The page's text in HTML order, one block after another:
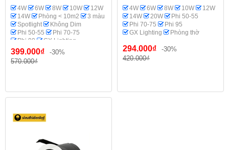
4W 6W 8W 10W
12W
14W
Phòng < 10m2
3 màu
Spotlight
Không Dim
Phi 50-55
Phi 70-75
Phi 90
GX Lighting
Phòng thờ
399.000₫
-30%
570.000₫
4W 6W 8W 10W
12W
14W
20W
Phi 50-55
Phi 70-75
Phi 95
GX Lighting
Phòng thờ
294.000₫
-30%
420.000₫